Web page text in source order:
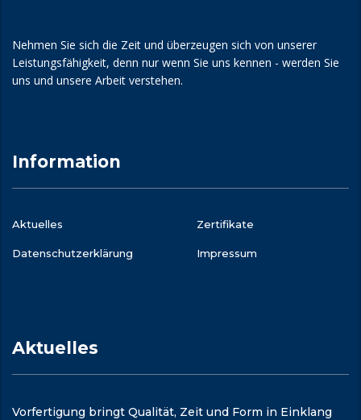
Nehmen Sie sich die Zeit und überzeugen sich von unserer
Leistungsfähigkeit, denn nur wenn Sie uns kennen - werden Sie
uns und unsere Arbeit verstehen.
Information
Aktuelles Zertifikate
Datenschutz­erklärung Impressum
Aktuelles
Vorfertigung bringt Qualität, Zeit und Form in Einklang